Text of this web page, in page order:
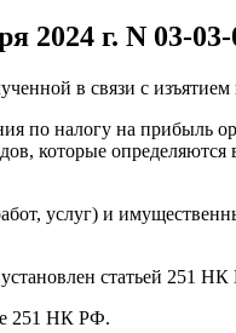
2024 г. N 03-03-
в связи с
по налогу на прибыль
которые определяются
услуг) и
статьей 251
251 НК РФ.